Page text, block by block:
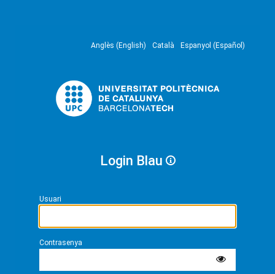
Anglès (English) Català Espanyol (Español)
Login Blau
Usuari
Contrasenya